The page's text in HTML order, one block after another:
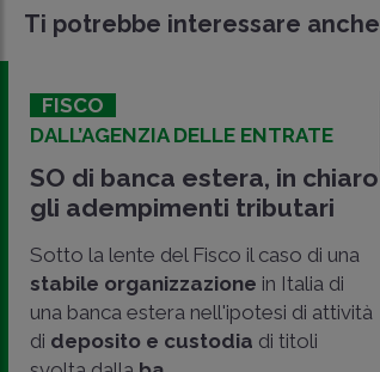
Ti potrebbe interessare anche
FISCO
DALL’AGENZIA DELLE ENTRATE
SO di banca estera, in chiaro
gli adempimenti tributari
Sotto la lente del Fisco il caso di una
stabile organizzazione in Italia di
una banca estera nell'ipotesi di attività
di deposito e custodia di titoli